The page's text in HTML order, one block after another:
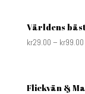
Världens
kr29.00 – kr99.00
Flickvän &